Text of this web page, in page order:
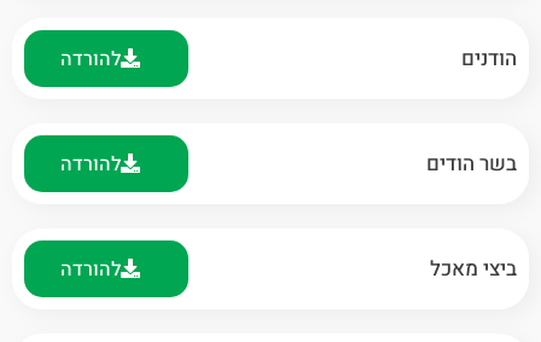
הודנים להורדה
בשר הודים להורדה
ביצי מאכל להורדה